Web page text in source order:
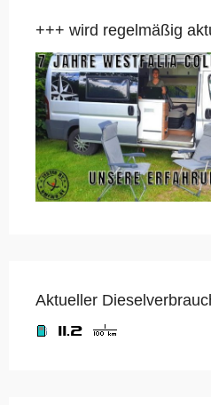
+++ wird regelmäßig
Aktueller